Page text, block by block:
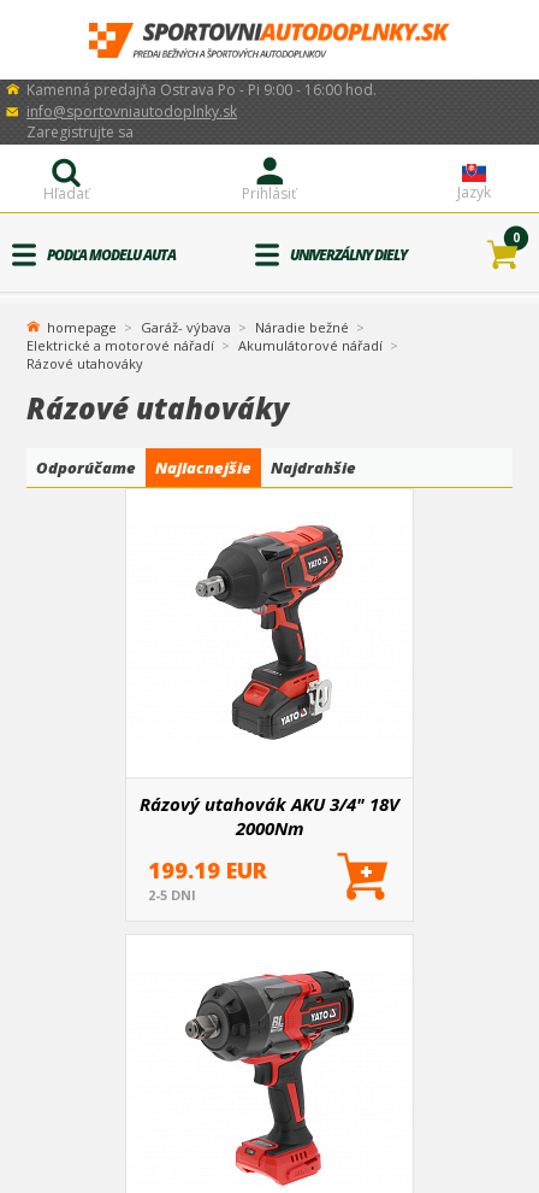
Kamenná predajňa Ostrava Po - Pi 9:00 - 16:00 hod.
info@sportovniautodoplnky.sk
Jazyk
Prihlásiť
Zaregistrujte sa
Hľadať
PODĽA MODELU AUTA UNIVERZÁLNY DIELY
0
homepage Garáž- výbava
Náradie bežné
Elektrické a motorové nářadí
Akumulátorové nářadí
Rázové utahováky
Rázové utahováky
Odporúčame Najlacnejšie Najdrahšie
Rázový utahovák AKU 3/4" 18V
2000Nm
199.19 EUR
2-5 DNI